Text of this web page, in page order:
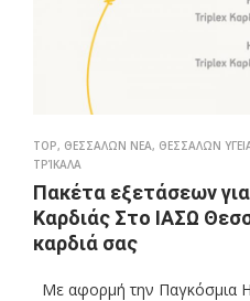
TOP, ΘΕΣΣΑΛΩΝ ΝΕΑ, ΘΕΣΣΑΛΩΝ
ΤΡΊΚΑΛΑ
Πακέτα εξετάσεων
Καρδιάς Στο ΙΑΣΩ
καρδιά σας
Με αφορμή την Παγκόσμια